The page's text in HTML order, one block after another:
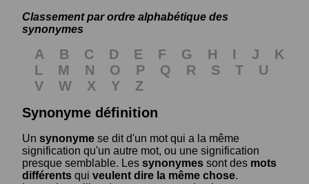
Classement par ordre alphabétique des
synonymes
A B C D E F G H I J
K
L
M N O P Q R S T
U
V
W X Y
Z
Synonyme définition
Un synonyme se dit d'un mot qui a la même
signification qu'un autre mot, ou une signification
presque semblable. Les synonymes sont des mots
différents qui veulent dire la même chose.